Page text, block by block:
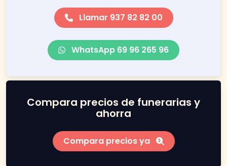
Llamar 937 82 82 00
WhatsApp 69 96 265 96
Compara precios de funerarias y
ahorra
Compara precios ya